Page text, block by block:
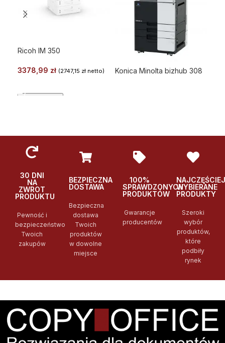
Ricoh IM 350
3378,99 zł (2747,15 zł netto) Konica Minolta bizhub 308
30 DNI
NA
ZWROT
PRODUKTU
Pewność i
bezpieczeństwo
Twoich
zakupów
BEZPIECZNA
DOSTAWA
Bezpieczna
dostawa
Twoich
produktów
w dowolne
miejsce
100%
SPRAWDZONYCH
PRODUKTÓW
Gwarancje
producentów
NAJCZĘŚCIEJ
WYBIERANE
PRODUKTY
Szeroki
wybór
produktów,
które
podbiły
rynek